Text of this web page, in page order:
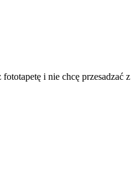
i nie chcę przesadzać z